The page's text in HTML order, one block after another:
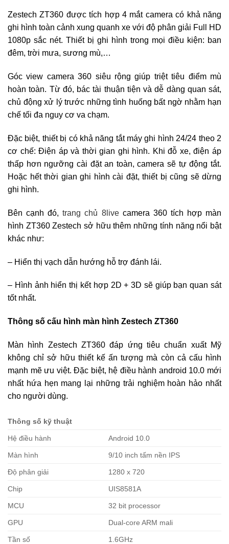
Zestech ZT360 được tích hợp 4 mắt camera có khả năng
ghi hình toàn cảnh xung quanh xe với độ phân giải Full HD
1080p sắc nét. Thiết bị ghi hình trong mọi điều kiện: ban
đêm, trời mưa, sương mù,…
Góc view camera 360 siêu rộng giúp triệt tiêu điểm mù
hoàn toàn. Từ đó, bác tài thuận tiện và dễ dàng quan sát,
chủ động xử lý trước những tình huống bất ngờ nhằm hạn
chế tối đa nguy cơ va chạm.
Đặc biệt, thiết bị có khả năng tắt máy ghi hình 24/24 theo 2
cơ chế: Điện áp và thời gian ghi hình. Khi đỗ xe, điện áp
thấp hơn ngưỡng cài đặt an toàn, camera sẽ tự động tắt.
Hoặc hết thời gian ghi hình cài đặt, thiết bị cũng sẽ dừng
ghi hình.
Bên cạnh đó,trang chủ 8live camera 360 tích hợp màn
hình ZT360 Zestech sở hữu thêm những tính năng nổi bật
khác như:
– Hiển thị vạch dẫn hướng hỗ trợ đánh lái.
– Hình ảnh hiển thị kết hợp 2D + 3D sẽ giúp bạn quan sát
tốt nhất.
Thông số cấu hình màn hình Zestech ZT360
Màn hình Zestech ZT360 đáp ứng tiêu chuẩn xuất Mỹ
không chỉ sở hữu thiết kế ấn tượng mà còn cả cấu hình
mạnh mẽ ưu việt. Đặc biệt, hệ điều hành android 10.0 mới
nhất hứa hẹn mang lại những trải nghiệm hoàn hảo nhất
cho người dùng.
Thông số kỹ thuật
Hệ điều hành Android 10.0
Màn hình 9/10 inch tấm nền IPS
Độ phân giải 1280 x 720
Chip UIS8581A
MCU 32 bit processor
GPU Dual-core ARM mali
Tần số 1.6GHz